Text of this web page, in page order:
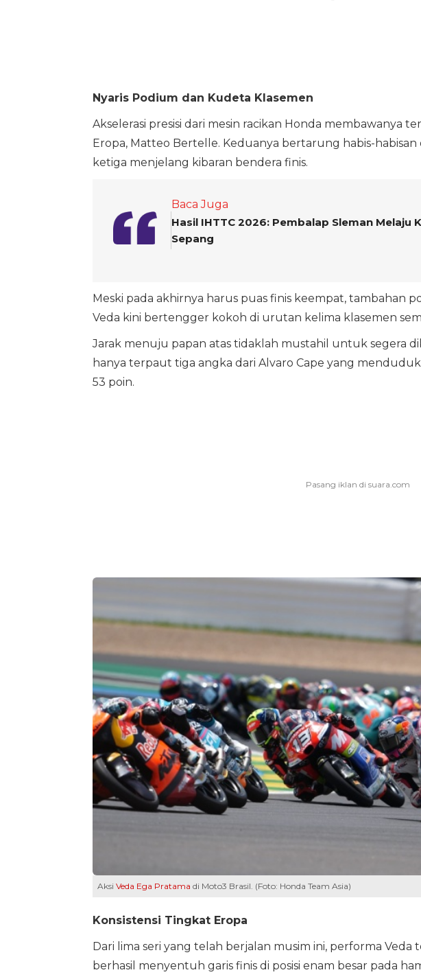
Nyaris Podium dan Kudeta Klasemen
Akselerasi presisi dari mesin racikan Honda membawanya
Eropa, Matteo Bertelle. Keduanya bertarung habis-
ketiga menjelang kibaran bendera finis.
Baca Juga
Hasil IHTTC 2026: Pembalap Sleman Melaju
Sepang
Meski pada akhirnya harus puas finis keempat, tambahan
Veda kini bertengger kokoh di urutan kelima klasemen
Jarak menuju papan atas tidaklah mustahil untuk segera
hanya terpaut tiga angka dari Alvaro Cape yang
53 poin.
Aksi Veda Ega Pratama di Moto3 Brasil. (Foto: Honda Team Asia)
Konsistensi Tingkat Eropa
Dari lima seri yang telah berjalan musim ini, performa Veda
berhasil menyentuh garis finis di posisi enam besar pada